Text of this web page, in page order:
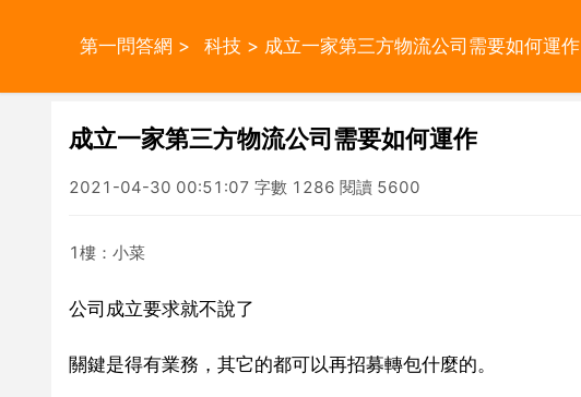
第一問答網 > 科技 > 成立一家第三方物流公司需要如何運作
成立一家第三方物流公司需要如何運作
2021-04-30 00:51:07 字數 1286 閱讀 5600
1樓：小菜
公司成立要求就不說了
關鍵是得有業務，其它的都可以再招募轉包什麼的。